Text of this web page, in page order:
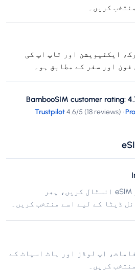
کریں۔
ایکٹیویشن اور ٹاپ اپ کی
فون اور سفر کے مطابق ہو۔
BambooSIM customer rating:
Trustpilot4.6/5 (18 reviews) ·
روانگی سے پہلے Wi-Fi پر eSIM انسٹال کریں، پھر
ڈیٹا کے لیے اسے منتخب کریں۔
اپ لوڈز اور ہاٹ اسپاٹ کے
کریں۔